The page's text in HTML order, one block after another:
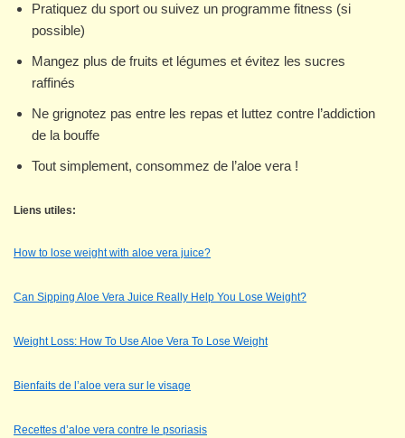
Pratiquez du sport ou suivez un programme fitness (si
possible)
Mangez plus de fruits et légumes et évitez les sucres
raffinés
Ne grignotez pas entre les repas et luttez contre l’addiction
de la bouffe
Tout simplement, consommez de l’aloe vera !
Liens utiles:
How to lose weight with aloe vera juice?
Can Sipping Aloe Vera Juice Really Help You Lose Weight?
Weight Loss: How To Use Aloe Vera To Lose Weight
Bienfaits de l’aloe vera sur le visage
Recettes d’aloe vera contre le psoriasis